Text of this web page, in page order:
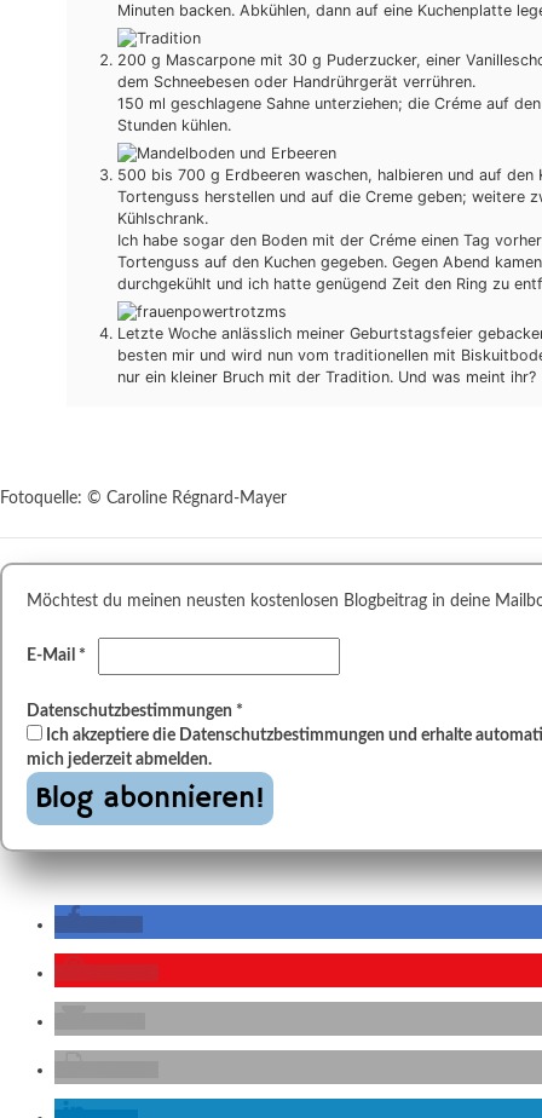
Minuten backen. Abkühlen, dann auf eine Kuchenplatte
200 g Mascarpone mit 30 g Puderzucker, einer
dem Schneebesen oder Handrührgerät verrühren.
150 ml geschlagene Sahne unterziehen; die Créme auf
Stunden kühlen.
500 bis 700 g Erdbeeren waschen, halbieren und auf den
Tortenguss herstellen und auf die Creme geben; weitere
Kühlschrank.
Ich habe sogar den Boden mit der Créme einen Tag
Tortenguss auf den Kuchen gegeben. Gegen Abend
durchgekühlt und ich hatte genügend Zeit den Ring zu
Letzte Woche anlässlich meiner Geburtstagsfeier
besten mir und wird nun vom traditionellen mit
nur ein kleiner Bruch mit der Tradition. Und was meint ihr?
Fotoquelle: © Caroline Régnard-Mayer
Möchtest du meinen neusten kostenlosen Blogbeitrag in deine
E-Mail *
Datenschutzbestimmungen *
Ich akzeptiere die Datenschutzbestimmungen und erhalte
mich jederzeit abmelden.